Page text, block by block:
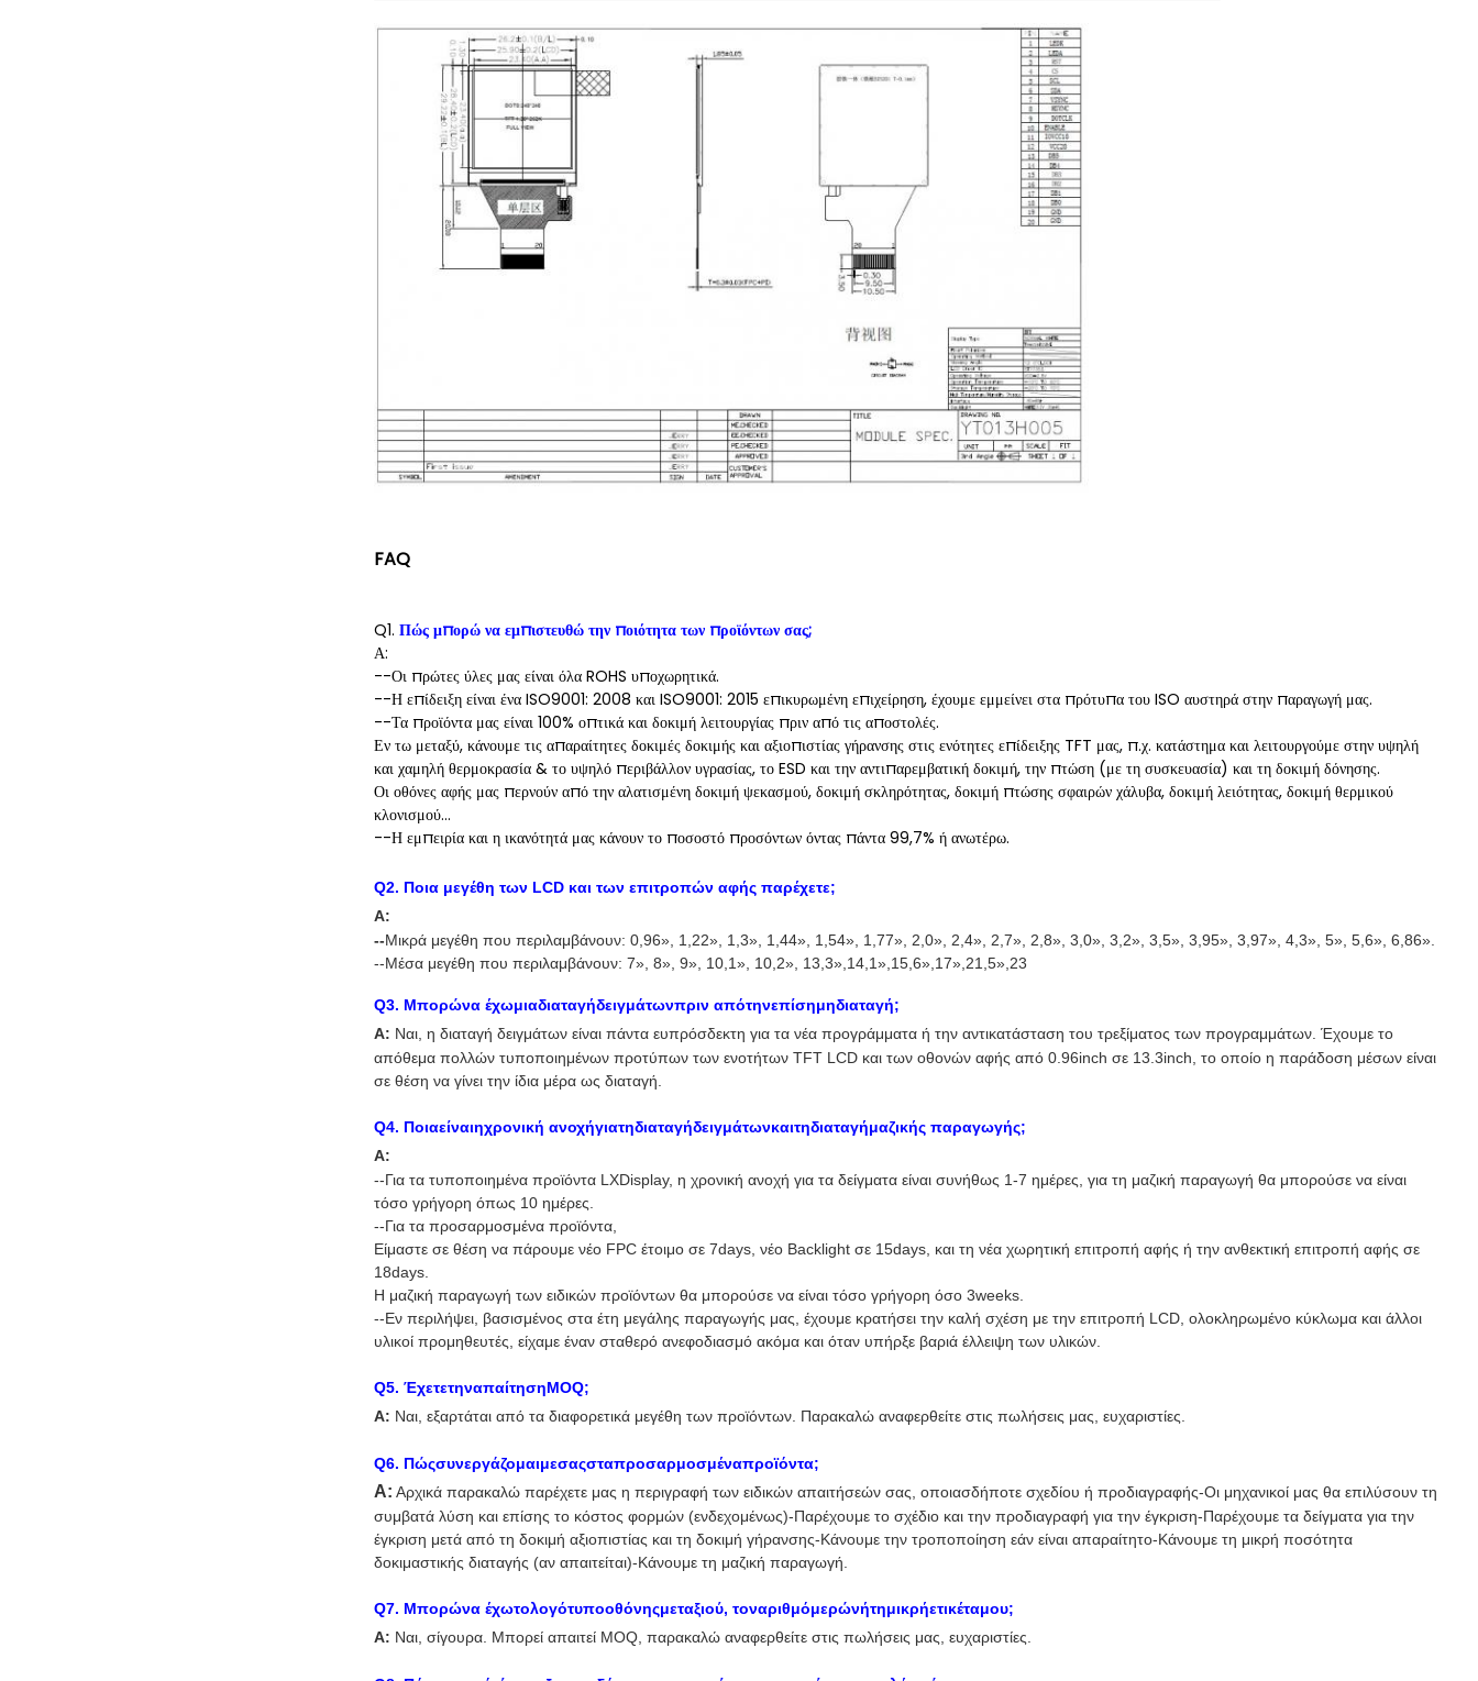
FAQ
Q1. Πώς μπορώ να εμπιστευθώ την ποιότητα των προϊόντων σας;
Α:
--Οι πρώτες ύλες μας είναι όλα ROHS υποχωρητικά.
--Η επίδειξη είναι ένα ISO9001: 2008 και ISO9001: 2015 επικυρωμένη επιχείρηση, έχουμε εμμείνει στα πρότυπα του ISO αυστηρά στην παραγωγή μας.
--Τα προϊόντα μας είναι 100% οπτικά και δοκιμή λειτουργίας πριν από τις αποστολές.
Εν τω μεταξύ, κάνουμε τις απαραίτητες δοκιμές δοκιμής και αξιοπιστίας γήρανσης στις ενότητες επίδειξης TFT μας, π.χ. κατάστημα και λειτουργούμε στην υψηλή
και χαμηλή θερμοκρασία & το υψηλό περιβάλλον υγρασίας, το ESD και την αντιπαρεμβατική δοκιμή, την πτώση (με τη συσκευασία) και τη δοκιμή δόνησης.
Οι οθόνες αφής μας περνούν από την αλατισμένη δοκιμή ψεκασμού, δοκιμή σκληρότητας, δοκιμή πτώσης σφαιρών χάλυβα, δοκιμή λειότητας, δοκιμή θερμικού
κλονισμού…
--Η εμπειρία και η ικανότητά μας κάνουν το ποσοστό προσόντων όντας πάντα 99,7% ή ανωτέρω.
Q2. Ποια μεγέθη των LCD και των επιτροπών αφής παρέχετε;
Α:
--Μικρά μεγέθη που περιλαμβάνουν: 0,96» , 1,22» , 1,3» , 1,44» , 1,54» , 1,77» , 2,0» , 2,4» , 2,7» , 2,8» , 3,0» , 3,2» , 3,5» , 3,95» , 3,97» , 4,3» , 5» , 5,6» , 6,86»
--Μέσα μεγέθη που περιλαμβάνουν: 7» , 8» , 9» , 10,1» , 10,2» , 13,3»,14,1»,15,6»,17»,21,5»,23
Q3. Μπορώνα έχωμιαδιαταγήδειγμάτωνπριν απότηνεπίσημηδιαταγή;
Α: Ναι, η διαταγή δειγμάτων είναι πάντα ευπρόσδεκτη για τα νέα προγράμματα ή την αντικατάσταση του τρεξίματος των προγραμμάτων. Έχουμε το
απόθεμα πολλών τυποποιημένων προτύπων των ενοτήτων TFT LCD και των οθονών αφής από 0.96inch σε 13.3inch, το οποίο η παράδοση μέσων είναι
σε θέση να γίνει την ίδια μέρα ως διαταγή.
Q4. Ποιαείναιηχρονική ανοχήγιατηδιαταγήδειγμάτωνκαιτηδιαταγήμαζικής παραγωγής;
Α:
--Για τα τυποποιημένα προϊόντα LXDisplay, η χρονική ανοχή για τα δείγματα είναι συνήθως 1-7 ημέρες, για τη μαζική παραγωγή θα μπορούσε να είναι
τόσο γρήγορη όπως 10 ημέρες.
--Για τα προσαρμοσμένα προϊόντα,
Είμαστε σε θέση να πάρουμε νέο FPC έτοιμο σε 7days, νέο Backlight σε 15days, και τη νέα χωρητική επιτροπή αφής ή την ανθεκτική επιτροπή αφής σε
18days.
Η μαζική παραγωγή των ειδικών προϊόντων θα μπορούσε να είναι τόσο γρήγορη όσο 3weeks.
--Εν περιλήψει, βασισμένος στα έτη μεγάλης παραγωγής μας, έχουμε κρατήσει την καλή σχέση με την επιτροπή LCD, ολοκληρωμένο κύκλωμα και άλλοι
υλικοί προμηθευτές, είχαμε έναν σταθερό ανεφοδιασμό ακόμα και όταν υπήρξε βαριά έλλειψη των υλικών.
Q5. ΈχετετηναπαίτησηMOQ;
Α: Ναι, εξαρτάται από τα διαφορετικά μεγέθη των προϊόντων. Παρακαλώ αναφερθείτε στις πωλήσεις μας, ευχαριστίες.
Q6. Πώςσυνεργάζομαιμεσαςσταπροσαρμοσμέναπροϊόντα;
Α: Αρχικά παρακαλώ παρέχετε μας η περιγραφή των ειδικών απαιτήσεών σας, οποιασδήποτε σχεδίου ή προδιαγραφής-Οι μηχανικοί μας θα επιλύσουν τη
συμβατά λύση και επίσης το κόστος φορμών (ενδεχομένως)-Παρέχουμε το σχέδιο και την προδιαγραφή για την έγκριση-Παρέχουμε τα δείγματα για την
έγκριση μετά από τη δοκιμή αξιοπιστίας και τη δοκιμή γήρανσης-Κάνουμε την τροποποίηση εάν είναι απαραίτητο-Κάνουμε τη μικρή ποσότητα
δοκιμαστικής διαταγής (αν απαιτείται)-Κάνουμε τη μαζική παραγωγή.
Q7. Μπορώνα έχωτολογότυποοθόνηςμεταξιού, τοναριθμόμερώνήτημικρήετικέταμου;
Α: Ναι, σίγουρα. Μπορεί απαιτεί MOQ, παρακαλώ αναφερθείτε στις πωλήσεις μας, ευχαριστίες.